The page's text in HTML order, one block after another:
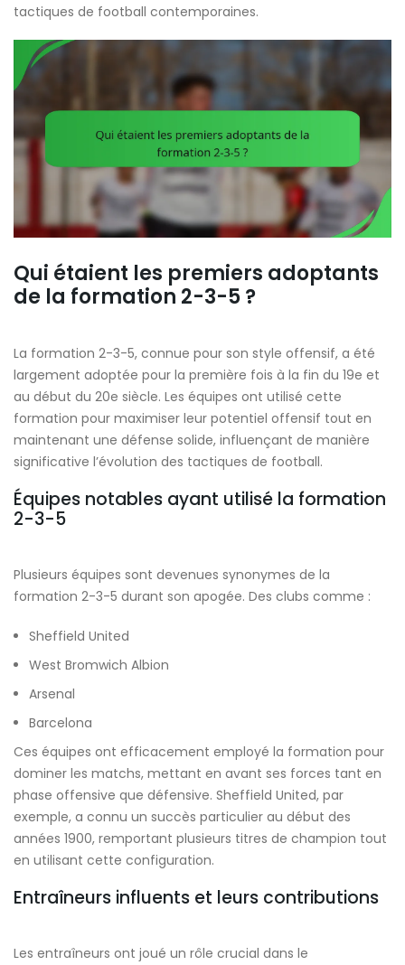
tactiques de football contemporaines.
Qui étaient les premiers adoptants
de la formation 2-3-5 ?
La formation 2-3-5, connue pour son style offensif, a été
largement adoptée pour la première fois à la fin du 19e et
au début du 20e siècle. Les équipes ont utilisé cette
formation pour maximiser leur potentiel offensif tout en
maintenant une défense solide, influençant de manière
significative l’évolution des tactiques de football.
Équipes notables ayant utilisé la formation
2-3-5
Plusieurs équipes sont devenues synonymes de la
formation 2-3-5 durant son apogée. Des clubs comme :
Sheffield United
West Bromwich Albion
Arsenal
Barcelona
Ces équipes ont efficacement employé la formation pour
dominer les matchs, mettant en avant ses forces tant en
phase offensive que défensive. Sheffield United, par
exemple, a connu un succès particulier au début des
années 1900, remportant plusieurs titres de champion tout
en utilisant cette configuration.
Entraîneurs influents et leurs contributions
Les entraîneurs ont joué un rôle crucial dans le